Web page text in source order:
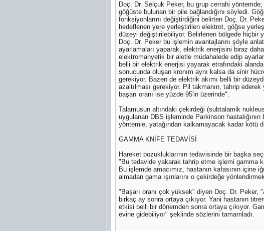
Doç. Dr. Selçuk Peker, bu grup cerrahi
göğüste bulunan bir pile bağlandığını söyledi.
fonksiyonlarını değiştirdiğini belirten Doç. Dr.
hedeflenen yere yerleştirilen elektrot, göğse
düzeyi değiştirilebiliyor. Belirlenen bölgede hiçbir
Doç. Dr. Peker bu işlemin avantajlarını şöyle
ayarlamaları yaparak, elektrik enerjisini biraz
elektromanyetik bir aletle müdahalede edip
belli bir elektrik enerjisi yayarak etrafındaki
sonucunda oluşan kronım aynı kalsa da sinir
gerekiyor. Bazen de elektrik akımı belli bir
azaltılması gerekiyor. Pil takmanın, tahrip
başarı oranı ise yüzde 95'in üzerinde".
Talamusun altındaki çekirdeği (subtalamik
uygulanan DBS işleminde Parkinson
yöntemle, yatağından kalkamayacak kadar kötü
GAMMA KNİFE TEDAVİSİ
Hareket bozukluklarının tedavisinde bir başka
"Bu tedavide yakarak tahrip etme işlemi gamma
Bu işlemde amacımız, hastanın kafasının içine
almadan gama ışınlarını o çekirdeğe
"Başarı oranı çok yüksek" diyen Doç. Dr. Peker,
birkaç ay sonra ortaya çıkıyor. Yani hastanın
etkisi belli bir dönemden sonra ortaya çıkıyor.
evine gidebiliyor" şeklinde sözlerini tamamladı.